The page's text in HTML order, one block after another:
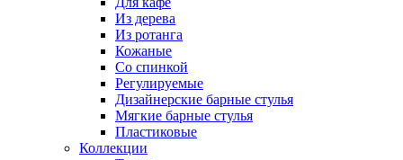
Из дерева
Из ротанга
Кожаные
Со спинкой
Регулируемые
Дизайнерские барные стулья
Мягкие барные стулья
Пластиковые
Коллекции